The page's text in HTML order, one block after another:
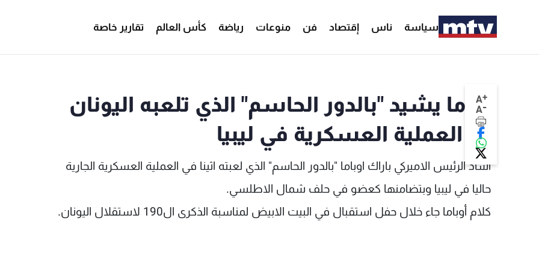
سياسة ناس إقتصاد فن منوعات رياضة كأس العالم تقارير خاصة
A+
A-
أوباما يشيد "بالدور الحاسم" الذي تلعبه اليونان
في العملية العسكرية في ليبيا
أشاد الرئيس الاميركي باراك اوباما "بالدور الحاسم" الذي لعبته اثينا في العملية العسكرية الجارية
حاليا في ليبيا وبتضامنها كعضو في حلف شمال الاطلسي.
كلام أوباما جاء خلال حفل استقبال في البيت الابيض لمناسبة الذكرى ال190 لاستقلال اليونان.